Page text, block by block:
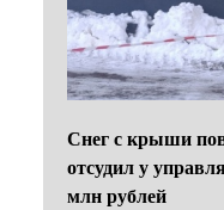
Снег с крыши
отсудил у
млн рублей